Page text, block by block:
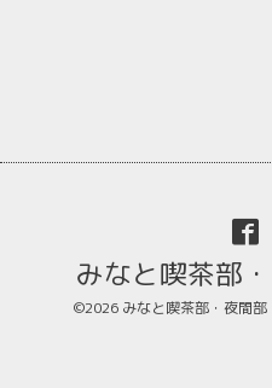
みなと喫茶部
©2026 みなと喫茶部・夜間部